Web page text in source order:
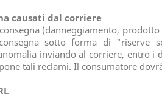
causati dal corriere
(danneggiamento,
sotto forma di "riserve
inviando al corriere, entro
tali reclami. Il consumatore